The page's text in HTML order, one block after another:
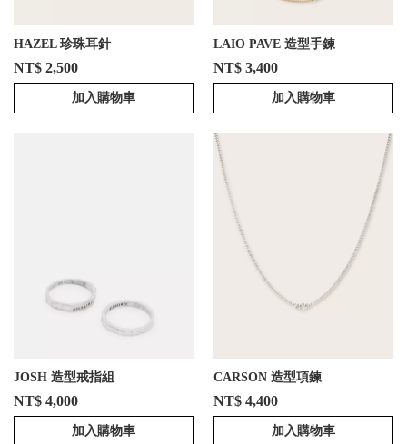
HAZEL 珍珠耳針
NT$ 2,500
加入購物車
LAIO PAVE 造型手鍊
NT$ 3,400
加入購物車
JOSH 造型戒指組
NT$ 4,000
加入購物車
CARSON 造型項鍊
NT$ 4,400
加入購物車